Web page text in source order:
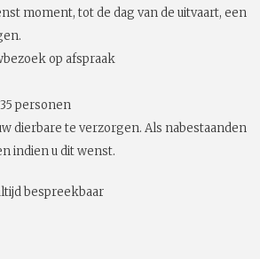
moment, tot de dag van de uitvaart, een
op afspraak
personen
dierbare te verzorgen. Als nabestaanden
indien u dit wenst.
bespreekbaar